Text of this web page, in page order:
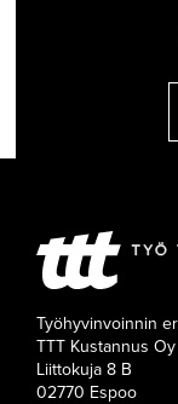
Työhyvinvoinnin
TTT Kustannus Oy
Liittokuja 8 B
02770 Espoo